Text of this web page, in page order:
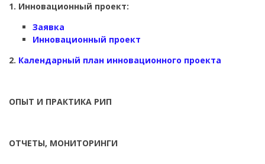
1. Инновационный проект:
Заявка
Инновационный проект
2. Календарный план инновационного проекта
ОПЫТ И ПРАКТИКА РИП
ОТЧЕТЫ, МОНИТОРИНГИ